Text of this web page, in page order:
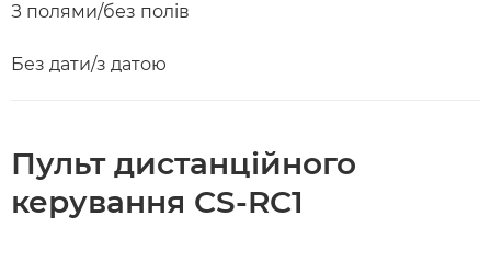
З полями/без полів
Без дати/з датою
Пульт дистанційного
керування CS-RC1